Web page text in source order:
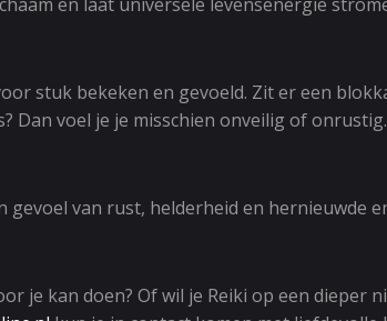
stuk bekeken en gevoeld. Zit er een
Dan voel je je misschien onveilig of
gevoel van rust, helderheid en hernieuwde
je kan doen? Of wil je Reiki op een dieper